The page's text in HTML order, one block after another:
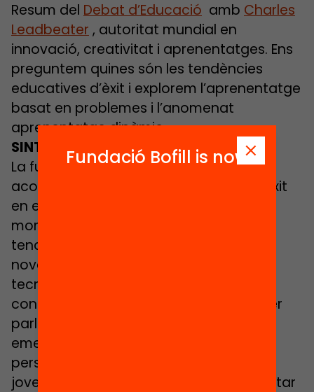
Resum del Debat d’Educació amb Charles
Leadbeater , autoritat mundial en
innovació, creativitat i aprenentatges. Ens
preguntem quines són les tendències
educatives d’èxit i explorem l’aprenentatge
basat en problemes i l’anomenat
aprenentatge dinàmic.
SINTESI D’IDEES
La funció de l’educació ha de ser
aconseguir l’èxit en la vida, entenent l’èxit
en el sentit més ampli. Però vivim en un
moment de futur incert en què les
tendències anteriors es barregen amb
noves tendències influïdes per una alta
tecnologia. Això significa viure
constantment en un remolí (Leadbeater
parla de màquina de rentar) del qual
emergeixen «coses» noves que les
persones han d’anar creant. Els infants i
joves han d’estar preparats per a afrontar
Fundació Bofill is now